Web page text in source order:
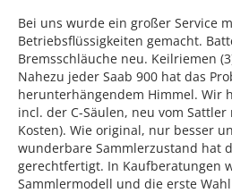
Bei uns wurde ein großer Service
Betriebsflüssigkeiten gemacht.
Bremsschläuche neu. Keilriemen
Nahezu jeder Saab 900 hat das
herunterhängendem Himmel. Wir
incl. der C-Säulen, neu vom Sattler
Kosten). Wie original, nur besser
wunderbare Sammlerzustand hat
gerechtfertigt. In Kaufberatungen
Sammlermodell und die erste